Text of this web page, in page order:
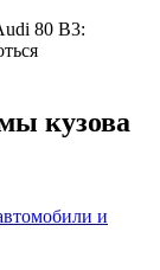
80 B3:
кузова
и